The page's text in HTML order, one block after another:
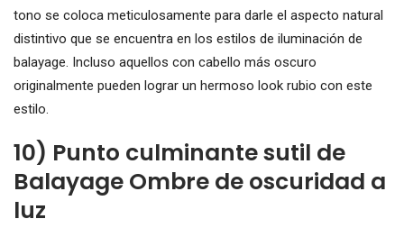
tono se coloca meticulosamente para darle el aspecto natural
distintivo que se encuentra en los estilos de iluminación de
balayage. Incluso aquellos con cabello más oscuro
originalmente pueden lograr un hermoso look rubio con este
estilo.
10) Punto culminante sutil de
Balayage Ombre de oscuridad a
luz